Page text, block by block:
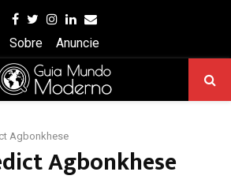
Facebook
Twitter
Instagram
Linkedin
Email
Sobre
Anuncie
Agbonkhese
Agbonkhese